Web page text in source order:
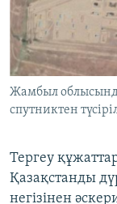
Жамбыл
спутниктен
Тергеу
Қазақстанды
негізінен